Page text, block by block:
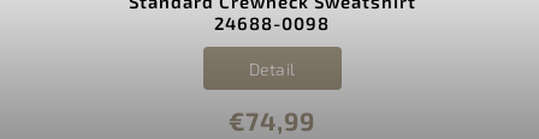
24688-0098
€74,99
Detail